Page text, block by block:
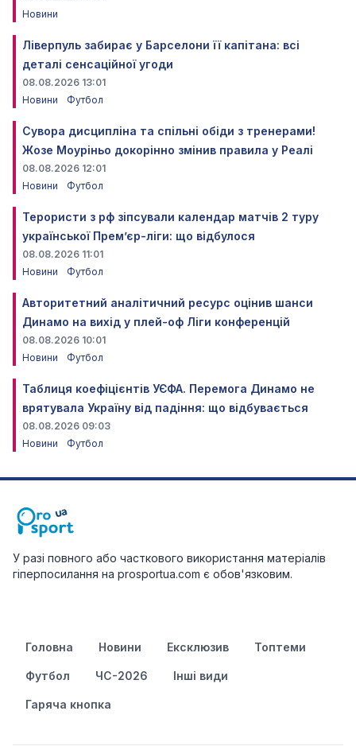
Новини
Ліверпуль забирає у Барселони її капітана: всі
деталі сенсаційної угоди
08.08.2026 13:01
Новини
Футбол
Сувора дисципліна та спільні обіди з тренерами!
Жозе Моуріньо докорінно змінив правила у Реалі
08.08.2026 12:01
Новини
Футбол
Терористи з рф зіпсували календар матчів 2 туру
української Прем’єр-ліги: що відбулося
08.08.2026 11:01
Новини
Футбол
Авторитетний аналітичний ресурс оцінив шанси
Динамо на вихід у плей-оф Ліги конференцій
08.08.2026 10:01
Новини
Футбол
Таблиця коефіцієнтів УЄФА. Перемога Динамо не
врятувала Україну від падіння: що відбувається
08.08.2026 09:03
Новини
Футбол
У разі повного або часткового використання матеріалів
гіперпосилання на prosportua.com є обов'язковим.
Головна Новини Ексклюзив Топтеми
Футбол ЧС-2026 Інші види
Гаряча кнопка